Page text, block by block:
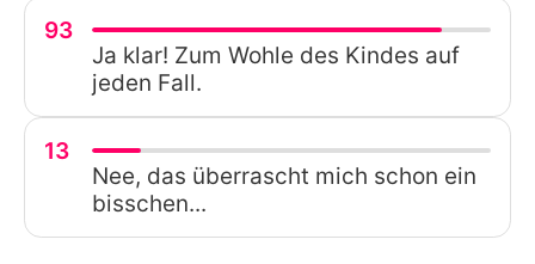
93
Ja klar! Zum Wohle des Kindes auf
jeden Fall.
13
Nee, das überrascht mich schon ein
bisschen...